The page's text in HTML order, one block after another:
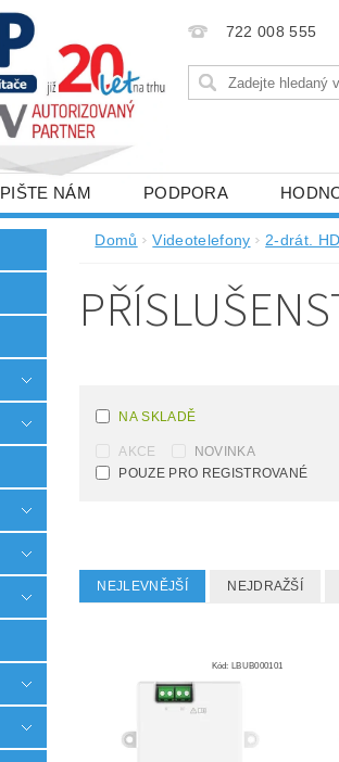
722 008 555
NÁM PODPORA
Domů Videotelefony 2-drát.
NA SKLADĚ
AKCE
NOVINKA
POUZE PRO REGISTROVANÉ
NEJLEVNĚJŠÍ NEJDRAŽŠÍ
Kód:LBUB000101